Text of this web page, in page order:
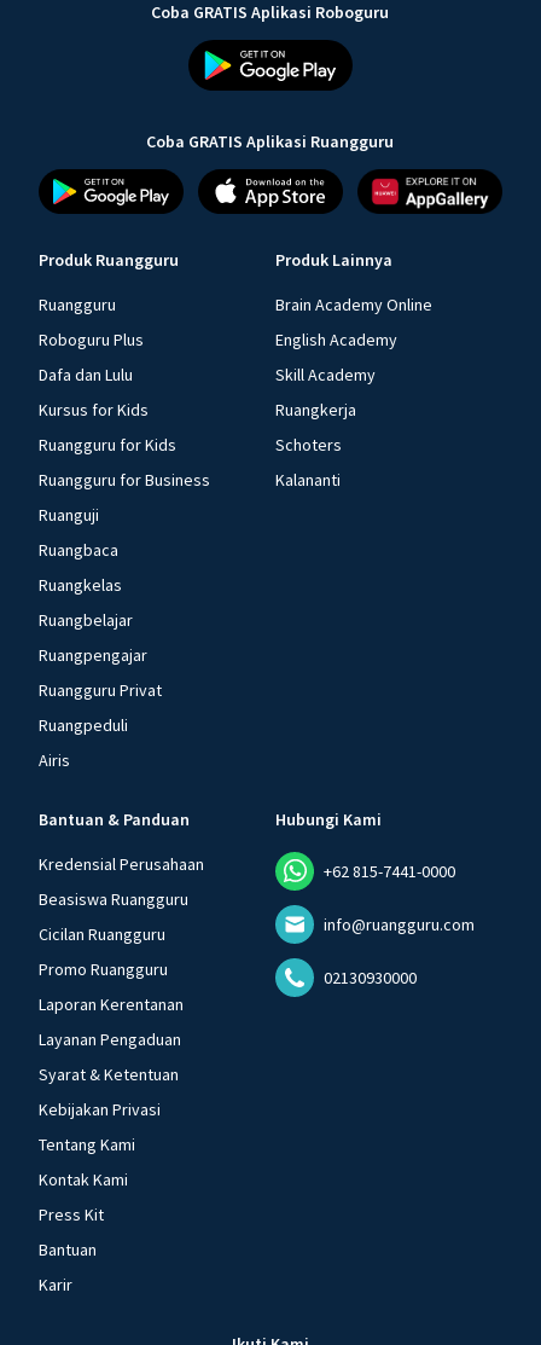
Coba GRATIS Aplikasi Roboguru
Coba GRATIS Aplikasi Ruangguru
Produk Ruangguru
Ruangguru
Roboguru Plus
Dafa dan Lulu
Kursus for Kids
Ruangguru for Kids
Ruangguru for Business
Ruanguji
Ruangbaca
Ruangkelas
Ruangbelajar
Ruangpengajar
Ruangguru Privat
Ruangpeduli
Airis
Produk Lainnya
Brain Academy Online
English Academy
Skill Academy
Ruangkerja
Schoters
Kalananti
Bantuan & Panduan
Kredensial Perusahaan
Beasiswa Ruangguru
Cicilan Ruangguru
Promo Ruangguru
Laporan Kerentanan
Layanan Pengaduan
Syarat & Ketentuan
Kebijakan Privasi
Tentang Kami
Kontak Kami
Press Kit
Bantuan
Karir
Hubungi Kami
+62 815-7441-0000
info@ruangguru.com
02130930000